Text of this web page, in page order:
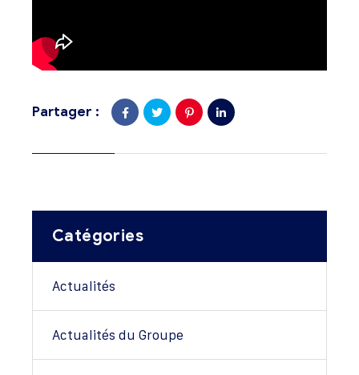
Partager :
Catégories
Actualités
Actualités du Groupe